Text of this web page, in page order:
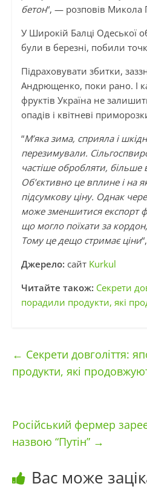
бетон“, — розповів Микола
У Широкій Балці Одеської
були в березні, побили
Підраховувати збитки,
Андрющенко, поки рано. І
фруктів Україна не
опадів і квітневі
“М’яка зима, сприяла і
перезимували.
частіше обробляти, більше
Об’єктивно це вплине і на
підсумкову ціну. Однак
може зменшитися експорт
що могло поїхати за
Тому це дещо стримає ціни
Джерело: сайт Kurkul
Читайте також: Секрети
порадили продукти, які
← Секрети довголіття:
продукти, які
Російський фермер
назвою “Путін” →
Вас може